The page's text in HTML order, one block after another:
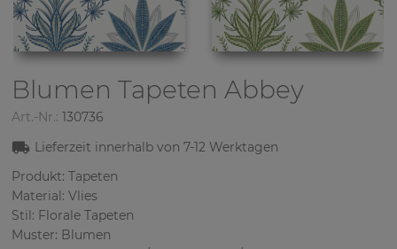
Blumen TapetenAbbey
Art.-Nr.: 130736
Lieferzeit innerhalb von7-12 Werktagen
Produkt: Tapeten
Material: Vlies
Stil: Florale Tapeten
Muster: Blumen